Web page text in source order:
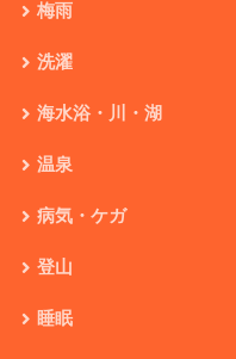
梅雨
洗濯
海水浴・川・湖
温泉
病気・ケガ
登山
睡眠